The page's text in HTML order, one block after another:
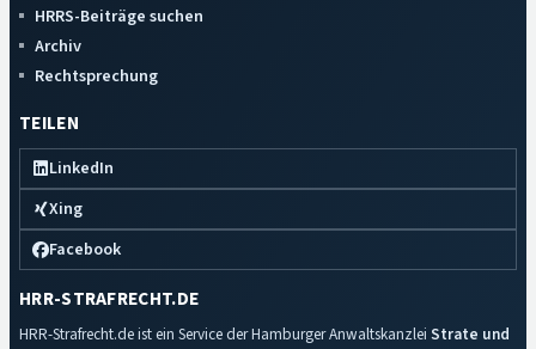
HRRS-Beiträge suchen
Archiv
Rechtsprechung
TEILEN
LinkedIn
Xing
Facebook
HRR-STRAFRECHT.DE
HRR-Strafrecht.de ist ein Service der Hamburger Anwaltskanzlei Strate und